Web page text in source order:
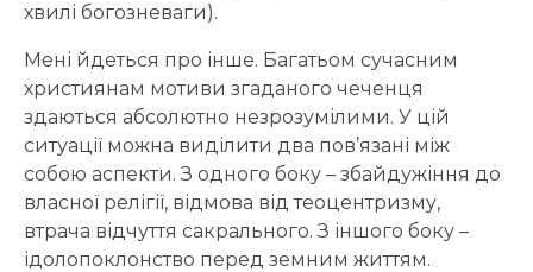
хвилі богозневаги).
Мені йдеться про інше. Багатьом сучасним
християнам мотиви згаданого чеченця
здаються абсолютно незрозумілими. У цій
ситуації можна виділити два пов’язані між
собою аспекти. З одного боку – збайдужіння до
власної релігії, відмова від теоцентризму,
втрача відчуття сакрального. З іншого боку –
ідолопоклонство перед земним життям.